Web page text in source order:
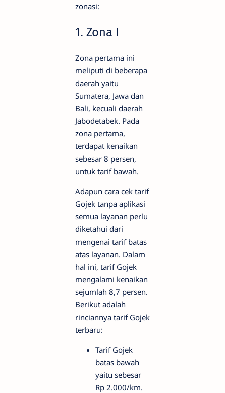
zonasi:
1. Zona I
Zona pertama ini
meliputi di beberapa
daerah yaitu
Sumatera, Jawa dan
Bali, kecuali daerah
Jabodetabek. Pada
zona pertama,
terdapat kenaikan
sebesar 8 persen,
untuk tarif bawah.
Adapun cara cek tarif
Gojek tanpa aplikasi
semua layanan perlu
diketahui dari
mengenai tarif batas
atas layanan. Dalam
hal ini, tarif Gojek
mengalami kenaikan
sejumlah 8,7 persen.
Berikut adalah
rinciannya tarif Gojek
terbaru:
Tarif Gojek
batas bawah
yaitu sebesar
Rp 2.000/km.